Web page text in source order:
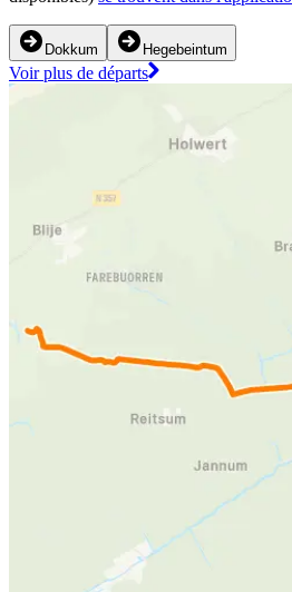
Dokkum Hegebeintum
Voir plus de départs